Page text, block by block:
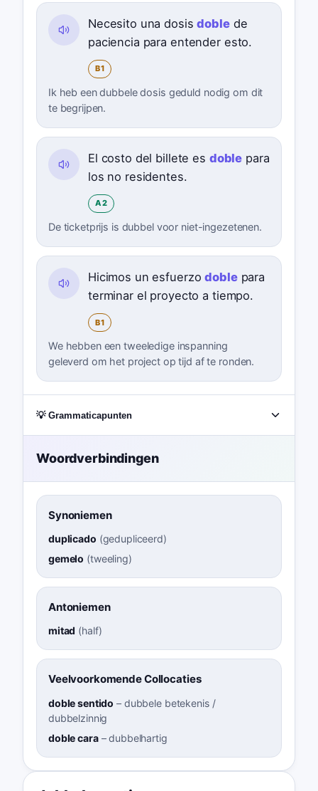
Necesito una dosisdoblede
paciencia para entender esto.
B1
Ik heb een dubbele dosis geduld nodig om dit
te begrijpen.
El costo del billete es doble para
los no residentes.
A2
De ticketprijs is dubbel voor niet-ingezetenen.
Hicimos un esfuerzodoblepara
terminar el proyecto a tiempo.
B1
We hebben een tweeledige inspanning
geleverd om het project op tijd af te ronden.
💡 Grammaticapunten
Woordverbindingen
Synoniemen
duplicado (gedupliceerd)
gemelo (tweeling)
Antoniemen
mitad (half)
Veelvoorkomende Collocaties
doble sentido – dubbele betekenis /
dubbelzinnig
doble cara–dubbelhartig